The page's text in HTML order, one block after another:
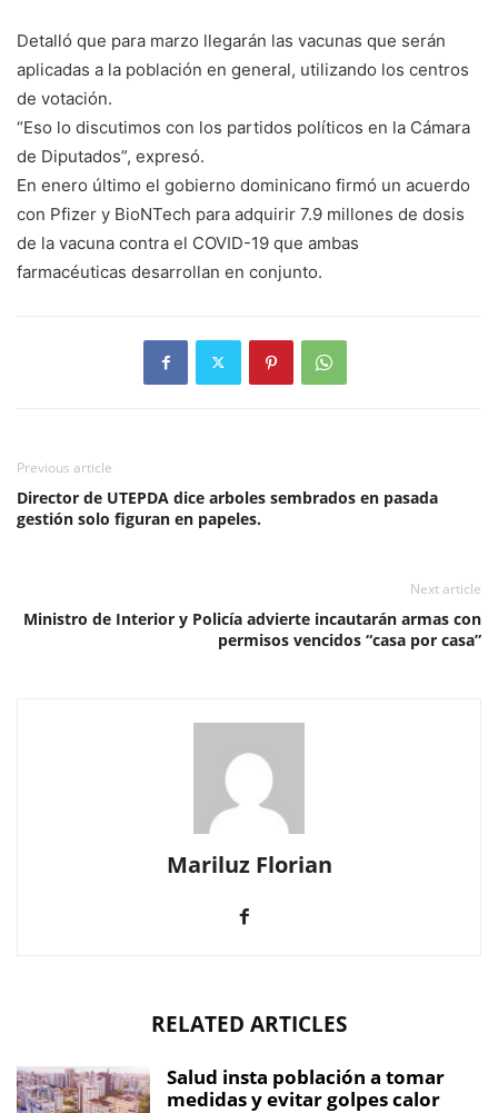
Detalló que para marzo llegarán las vacunas que serán
aplicadas a la población en general, utilizando los centros
de votación.
“Eso lo discutimos con los partidos políticos en la Cámara
de Diputados”, expresó.
En enero último el gobierno dominicano firmó un acuerdo
con Pfizer y BioNTech para adquirir 7.9 millones de dosis
de la vacuna contra el COVID-19 que ambas
farmacéuticas desarrollan en conjunto.
Previous article
Director de UTEPDA dice arboles sembrados en pasada
gestión solo figuran en papeles.
Next article
Ministro de Interior y Policía advierte incautarán armas con
permisos vencidos “casa por casa”
Mariluz Florian
RELATED ARTICLES
Salud insta población a tomar
medidas y evitar golpes calor